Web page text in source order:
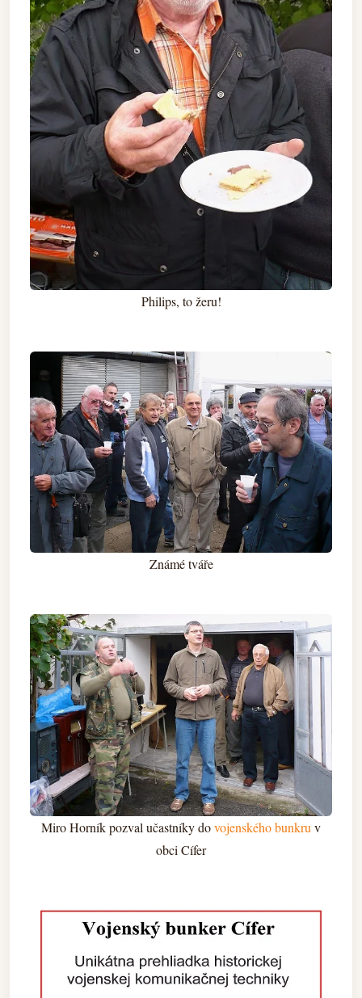
Philips, to žeru!
Známé tváře
Miro Horník pozval učastníky dovojenského bunkru v
obci Cífer